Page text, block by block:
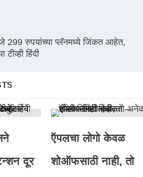
299 रुपयांच्या प्लॅनमध्ये जिंकत आहेत,
हिंदी
दूर
ऍपलचा लोगो केवळ
शोऑफसाठी नाही, तो